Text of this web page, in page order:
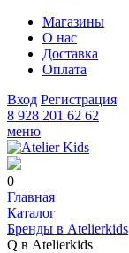
Магазины
О нас
Доставка
Оплата
Вход Регистрация
8 928 201 62 62
меню
0
Главная
Каталог
Бренды в Atelierkids
Q в Atelierkids